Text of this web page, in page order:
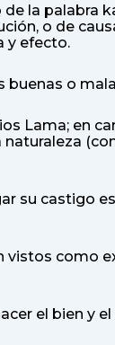
la palabra
o de
y efecto.
o
Lama; en
su castigo
como
el bien y